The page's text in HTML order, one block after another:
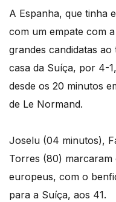
A Espanha, que tinha
com um empate com
grandes candidatas
casa da Suíça, por 4-
desde os 20 minutos
de Le Normand.
Joselu (04 minutos),
Torres (80) marcaram
europeus, com o
para a Suíça, aos 41.